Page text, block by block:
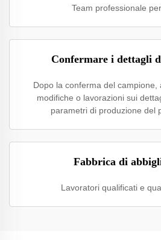
Team professionale
Confermare i dettagli
Dopo la conferma del campione,
modifiche o lavorazioni sui
parametri di produzione del
Fabbrica di
Lavoratori qualificati e